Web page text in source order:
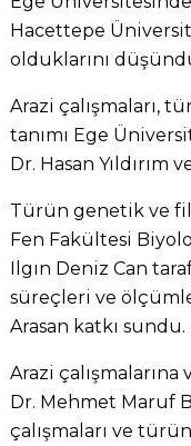
Hacettepe
olduklarını
Arazi çalışmaları,
tanımı Ege
Dr. Hasan Yıldırım
Türün genetik ve
Fen Fakültesi
Ilgın Deniz Can
süreçleri ve
Arasan katkı sundu.
Arazi
Dr. Mehmet Maruf
çalışmaları ve